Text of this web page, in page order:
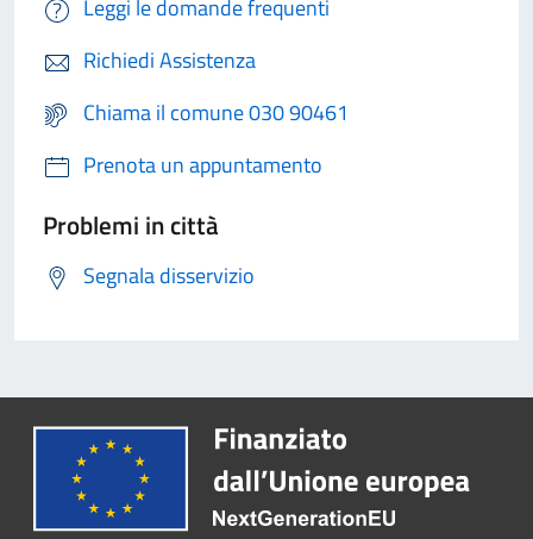
Leggi le domande frequenti
Richiedi Assistenza
Chiama il comune 030 90461
Prenota un appuntamento
Problemi in città
Segnala disservizio